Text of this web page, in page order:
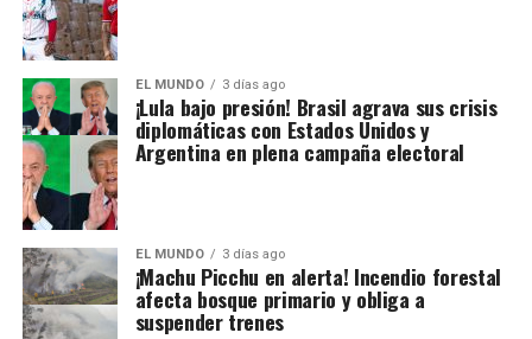
EL MUNDO 3 días ago
¡Lula bajo presión! Brasil agrava sus crisis
diplomáticas con Estados Unidos y
Argentina en plena campaña electoral
EL MUNDO 3 días ago
¡Machu Picchu en alerta! Incendio forestal
afecta bosque primario y obliga a
suspender trenes